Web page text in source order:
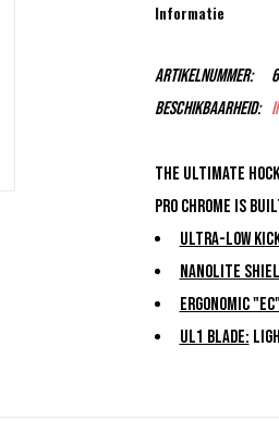
Informatie
Artikelnummer:
Beschikbaarheid:
The ultimate
PRO Chrome is
Ultra-low
Nanolite
Ergonomic
UL1 Blade: